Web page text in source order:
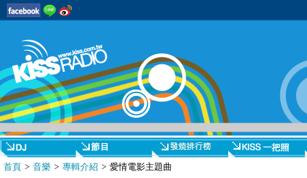
首頁 > 音樂 > 專輯介紹 > 愛情電影主題曲